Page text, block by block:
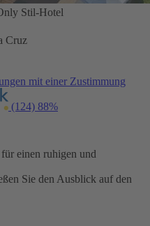
Stil-Hotel
Cruz
mit einer Zustimmung
(124) 88%
einen ruhigen und
Sie den Ausblick auf den